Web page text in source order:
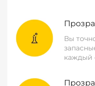
Вы
каждый